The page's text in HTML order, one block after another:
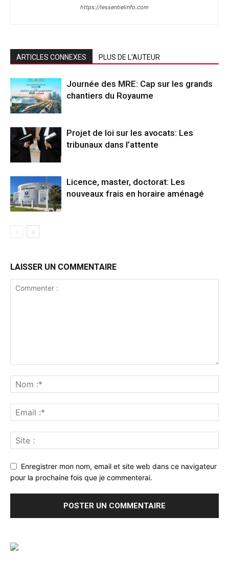
https://lessentielinfo.com
ARTICLES CONNEXES PLUS DE L'AUTEUR
Journée des MRE: Cap sur les grands
chantiers du Royaume
Projet de loi sur les avocats: Les
tribunaux dans l’attente
Licence, master, doctorat: Les
nouveaux frais en horaire aménagé
LAISSER UN COMMENTAIRE
Enregistrer mon nom, email et site web dans ce navigateur
pour la prochaine fois que je commenterai.